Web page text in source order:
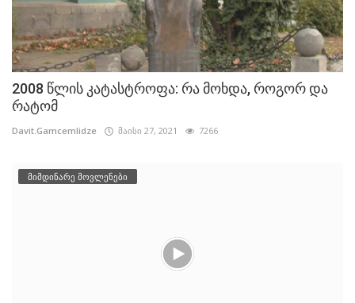
2008 წლის კატასტროფა: რა მოხდა, როგორ და
რატომ
Davit.Gamcemlidze მაისი 27, 2021 7266
მიმდინარე მოვლენები